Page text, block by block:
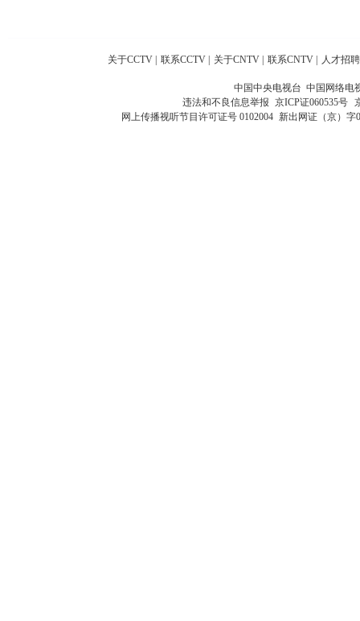
关于CCTV 联系CCTV 关于CNTV 联系CNTV 人才招聘
中国中央电视台 中国网络电
违法和不良信息举报 京ICP证060535号
网上传播视听节目许可证号 0102004 新出网证（京）